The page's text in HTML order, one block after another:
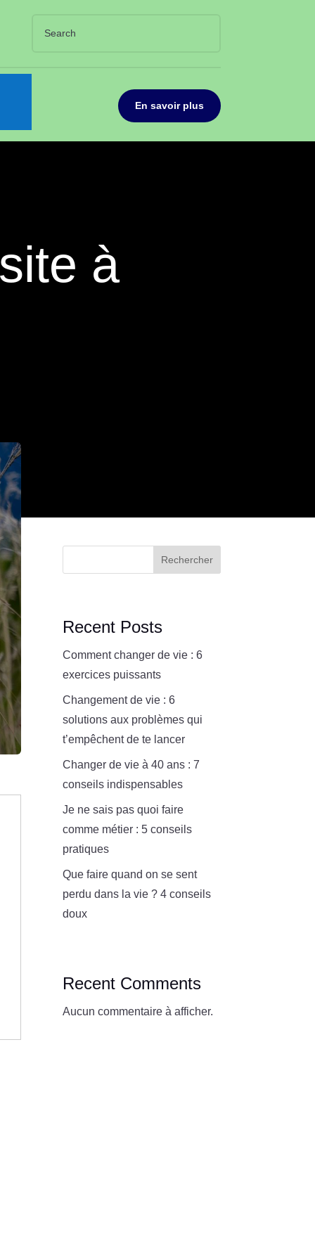
En savoir plus
à
Rechercher
Recent Posts
Comment changer de vie : 6
exercices puissants
Changement de vie : 6
solutions aux problèmes qui
t’empêchent de te lancer
Changer de vie à 40 ans : 7
conseils indispensables
Je ne sais pas quoi faire
comme métier : 5 conseils
pratiques
Que faire quand on se sent
perdu dans la vie ? 4 conseils
doux
Recent Comments
Aucun commentaire à afficher.